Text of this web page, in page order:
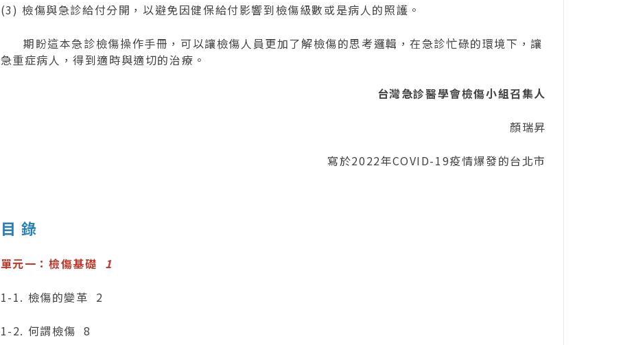
(3) 檢傷與急診給付分開，以避免因健保給付影響到檢傷級數或是病人的照護。
期盼這本急診檢傷操作手冊，可以讓檢傷人員更加了解檢傷的思考邏輯，在急診忙碌的環境下，讓
急重症病人，得到適時與適切的治療。
台灣急診醫學會檢傷小組召集人
顏瑞昇
寫於2022年COVID-19疫情爆發的台北市
目 錄
單元一：檢傷基礎 1
1-1. 檢傷的變革 2
1-2. 何謂檢傷 8